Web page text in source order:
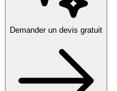
Demander un devis gratuit